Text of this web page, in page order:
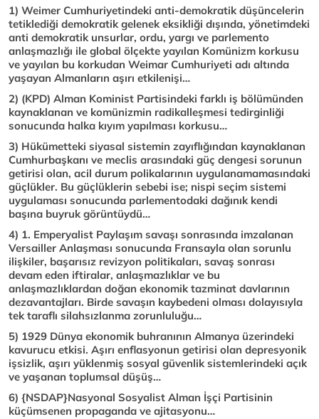
1) Weimer Cumhuriyetindeki anti-demokratik düşüncelerin
tetiklediği demokratik gelenek eksikliği dışında, yönetimdeki
anti demokratik unsurlar, ordu, yargı ve parlemento
anlaşmazlığı ile global ölçekte yayılan Komünizm korkusu
ve yayılan bu korkudan Weimar Cumhuriyeti adı altında
yaşayan Almanların aşırı etkilenişi…
2) (KPD) Alman Kominist Partisindeki farklı iş bölümünden
kaynaklanan ve komünizmin radikalleşmesi tedirginliği
sonucunda halka kıyım yapılması korkusu…
3) Hükümetteki siyasal sistemin zayıflığından kaynaklanan
Cumhurbaşkanı ve meclis arasındaki güç dengesi sorunun
getirisi olan, acil durum polikalarının uygulanamamasındaki
güçlükler. Bu güçlüklerin sebebi ise; nispi seçim sistemi
uygulaması sonucunda parlementodaki dağınık kendi
başına buyruk görüntüydü…
4) 1. Emperyalist Paylaşım savaşı sonrasında imzalanan
Versailler Anlaşması sonucunda Fransayla olan sorunlu
ilişkiler, başarısız revizyon politikaları, savaş sonrası
devam eden iftiralar, anlaşmazlıklar ve bu
anlaşmazlıklardan doğan ekonomik tazminat davlarının
dezavantajları. Birde savaşın kaybedeni olması dolayısıyla
tek taraflı silahsızlanma zorunluluğu…
5) 1929 Dünya ekonomik buhranının Almanya üzerindeki
kavurucu etkisi. Aşırı enflasyonun getirisi olan depresyonik
işsizlik, aşırı yüklenmiş sosyal güvenlik sistemlerindeki açık
ve yaşanan toplumsal düşüş…
6) {NSDAP}Nasyonal Sosyalist Alman İşçi Partisinin
küçümsenen propaganda ve ajitasyonu…